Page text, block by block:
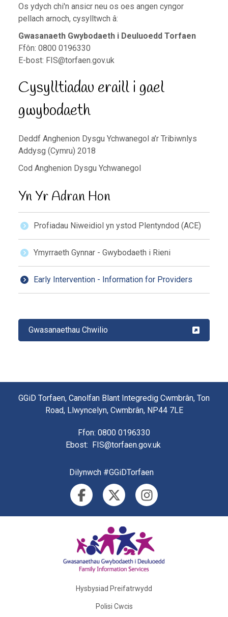
Os ydych chi'n ansicr neu os oes angen cyngor
pellach arnoch, cysylltwch â:
Gwasanaeth Gwybodaeth i Deuluoedd Torfaen
Ffôn: 0800 0196330
E-bost: FIS@torfaen.gov.uk
Cysylltiadau eraill i gael
gwybodaeth
Deddf Anghenion Dysgu Ychwanegol a’r Tribiwnlys
Addysg (Cymru) 2018
Cod Anghenion Dysgu Ychwanegol
Yn Yr Adran Hon
Profiadau Niweidiol yn ystod Plentyndod (ACE)
Ymyrraeth Gynnar - Gwybodaeth i Rieni
Early Intervention - Information for Providers
Gwasanaethau Chwilio
GGiD Torfaen, Canolfan Blant Integredig Cwmbrân, Ton
Road, Llwyncelyn, Cwmbrân, NP44 7LE
Ffon: 0800 0196330
Ebost: FIS@torfaen.gov.uk
Dilynwch #GGiDTorfaen
Hysbysiad Preifatrwydd
Polisi Cwcis